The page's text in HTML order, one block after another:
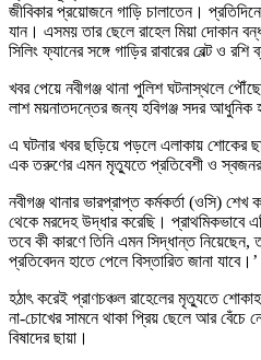
জীবিকার প্রয়োজনে গাড়ি চালাতেন।
যান। এসময় তার ছেলে রাহেল মিয়া দোকান
সিলিং ফ্যানের সঙ্গে গাড়ির রাবারের বেল্ট ও
খবর পেয়ে নবীগঞ্জ থানা পুলিশ ঘটনাস্থলে
লাশ ময়নাতদন্তের জন্য হবিগঞ্জ সদর আধুনিক
এ ঘটনার খবর ছড়িয়ে পড়লে এলাকায় শোকের
এক তরুণের এমন মৃত্যুতে প্রতিবেশী ও
নবীগঞ্জ থানার ভারপ্রাপ্ত কর্মকর্তা (ওসি)
থেকে মরদেহ উদ্ধার করেছি। প্রাথমিকভাবে
তবে কী কারণে তিনি এমন সিদ্ধান্ত
প্রতিবেদন হাতে পেলে বিস্তারিত জানা যাবে।’
হঠাৎ করেই প্রাণচঞ্চল রাহেলের মৃত্যুতে
না-চোখের সামনে থাকা প্রিয় ছেলে আর
বিষাদের ছায়া।